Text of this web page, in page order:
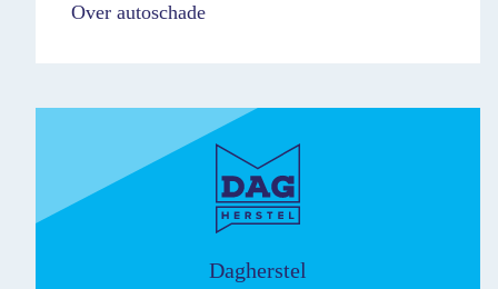
Over autoschade
Dagherstel